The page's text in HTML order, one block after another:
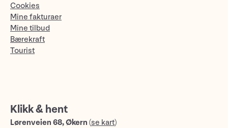
Cookies
Mine fakturaer
Mine tilbud
Bærekraft
Tourist
Klikk & hent
Lørenveien 68, Økern (se kart)